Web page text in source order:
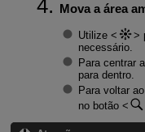
Mova a área
Utilize
necessário.
Para centrar
para dentro.
Para voltar
no botão